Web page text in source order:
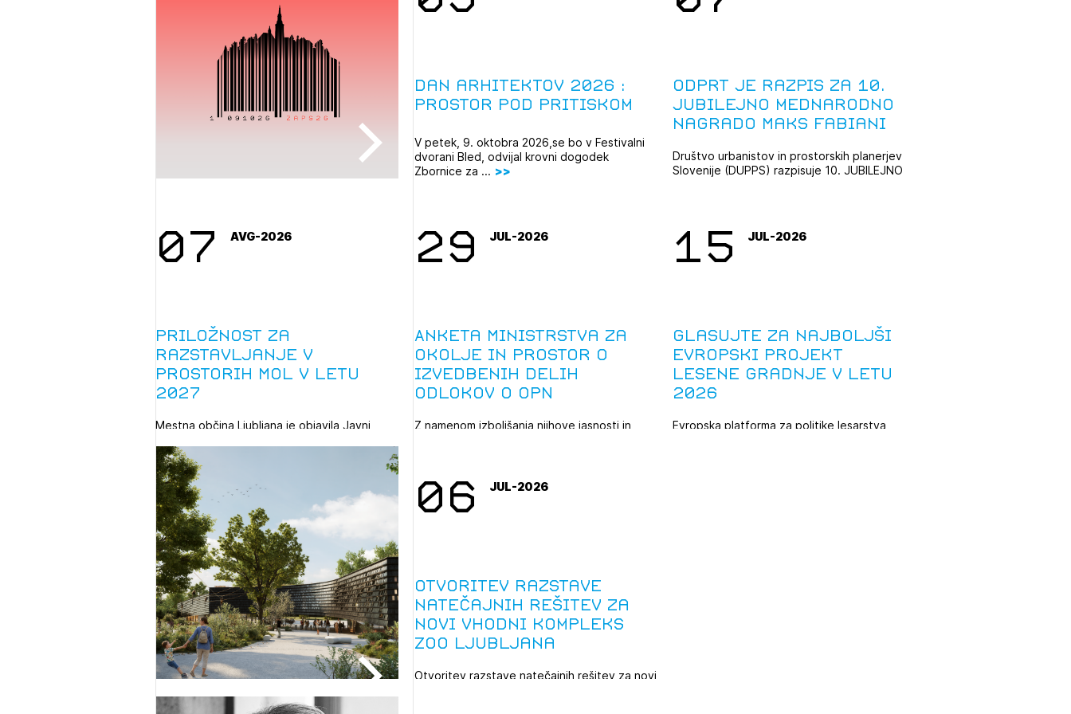
Dan arhitektov 2026 :
Prostor pod pritiskom
V petek, 9. oktobra 2026,se bo v Festivalni
dvorani Bled, odvijal krovni dogodek
Zbornice za ...
Odprt je razpis za 10.
jubilejno mednarodno
nagrado Maks Fabiani
Društvo urbanistov in prostorskih planerjev
Slovenije (DUPPS) razpisuje 10. JUBILEJNO
07 AVG-2026
Priložnost za
razstavljanje v
prostorih MOL v letu
2027
Mestna občina Ljubljana je objavila Javni
predstavitev ...
29 JUL-2026
Anketa Ministrstva za
okolje in prostor o
izvedbenih delih
odlokov o OPN
Z namenom izboljšanja njihove jasnosti in
15 JUL-2026
Glasujte za najboljši
evropski projekt
lesene gradnje v letu
2026
Evropska platforma za politike lesarstva
06 JUL-2026
Otvoritev razstave
natečajnih rešitev za
novi vhodni kompleks
ZOO Ljubljana
Otvoritev razstave natečajnih rešitev za novi